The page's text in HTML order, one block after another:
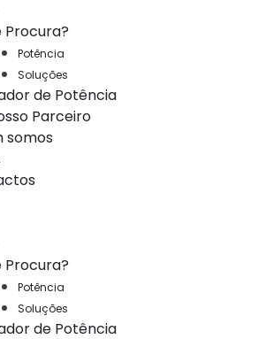
Procura?
Potência
Soluções
de Potência
Parceiro
somos
Procura?
Potência
Soluções
de Potência